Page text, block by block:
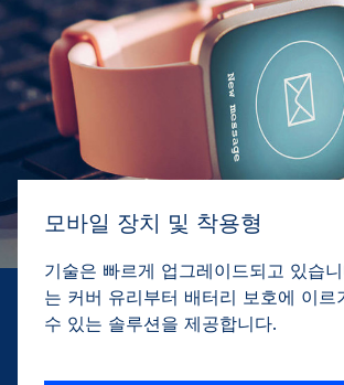
모바일 장치 및 착용형
기술은 빠르게 업그레이드되고 있습
는 커버 유리부터 배터리 보호에 이르
수 있는 솔루션을 제공합니다.